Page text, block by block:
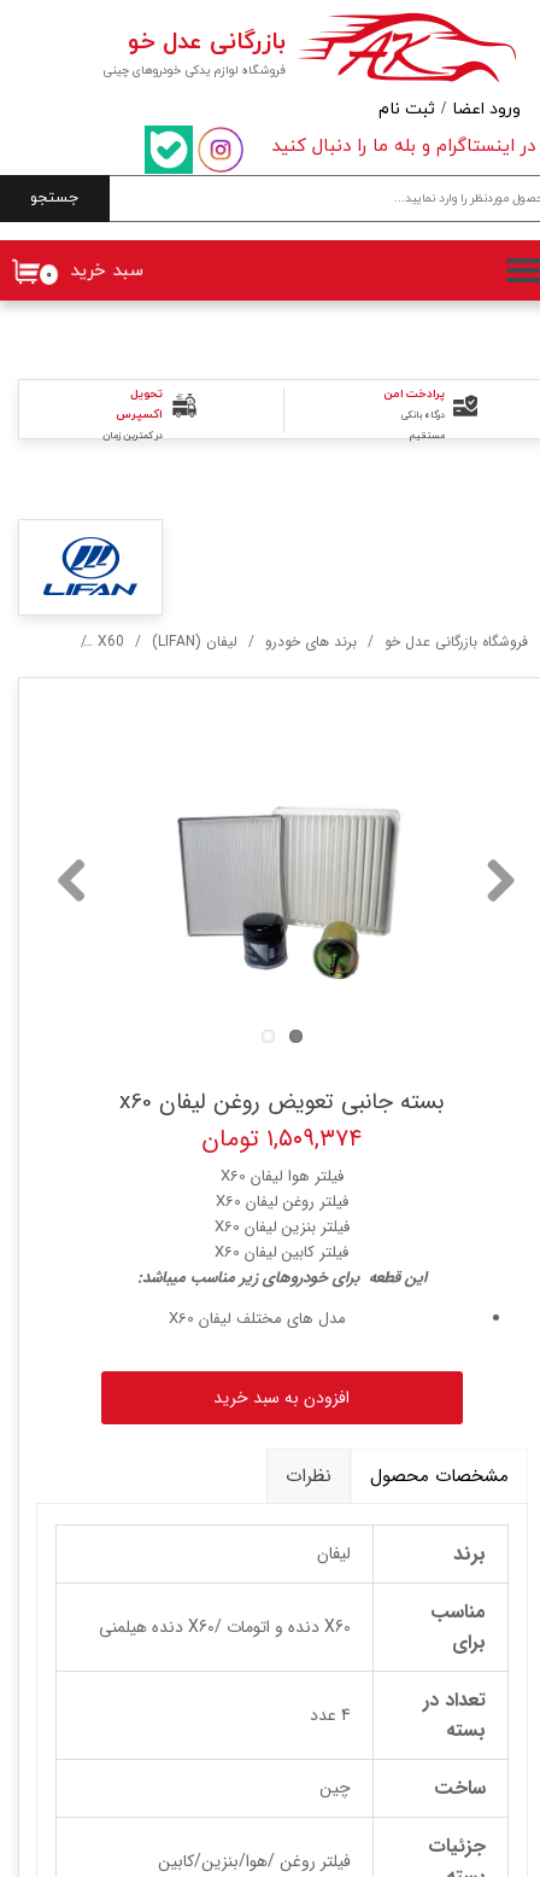
فروشگاه لوازم یدکی خودروهای چینی
بازرگانی عدل خو
جستجو
۰ سبد خرید
در اینستاگرام و بله ما را دنبال کنید
ورود اعضا / ثبت نام
حساب کاربری من
تغییر گذر واژه
سفارشات
خروج از حساب کاربری
فروشگاه بازرگانی عدل خو برند های خودرو لیفان (LIFAN) X60
بسته جانبی تعویض روغن لیفان x60
۱,۵۰۹,۳۷۴ تومان
فیلتر هوا لیفان X60
فیلتر روغن لیفان X60
فیلتر بنزین لیفان X60
فیلتر کابین لیفان X60
این قطعه برای خودروهای زیر مناسب میباشد:
مدل های مختلف لیفان X60
افزودن به سبد خرید
مشخصات محصول نظرات
برند لیفان
مناسب
برای
X60 دنده و اتومات /X60 دنده هیلمنی
تعداد در
بسته
4 عدد
ساخت چین
جزئیات
فیلتر روغن /هوا/بنزین/کابین
تحویل
اکسپرس
در کمترین زمان
پرادخت امن
درگاه بانکی
مستقیم